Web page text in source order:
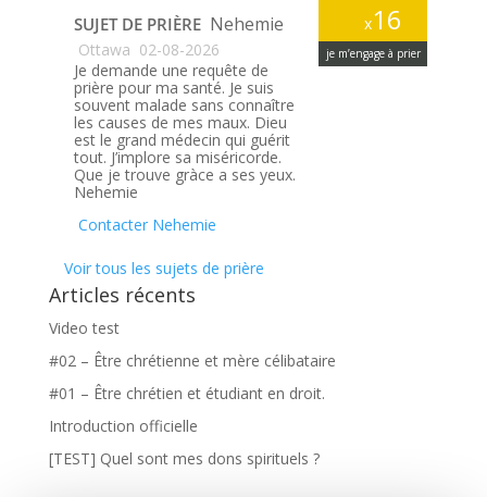
x16
je m’engage à prier
SUJET DE PRIÈRE Nehemie
Ottawa 02-08-2026
Je demande une requête de
prière pour ma santé. Je suis
souvent malade sans connaître
les causes de mes maux. Dieu
est le grand médecin qui guérit
tout. J’implore sa miséricorde.
Que je trouve gràce a ses yeux.
Nehemie
Contacter Nehemie
Voir tous les sujets de prière
Articles récents
Video test
#02 – Être chrétienne et mère célibataire
#01 – Être chrétien et étudiant en droit.
Introduction officielle
[TEST] Quel sont mes dons spirituels ?